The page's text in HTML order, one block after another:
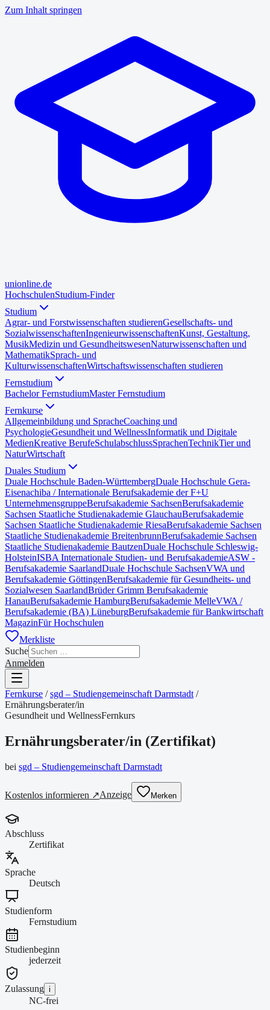
Zum Inhalt springen
unionline.de
HochschulenStudium-Finder
Studium
Agrar- und Forstwissenschaften studierenGesellschafts- und
SozialwissenschaftenIngenieurwissenschaftenKunst, Gestaltung,
MusikMedizin und GesundheitswesenNaturwissenschaften und
MathematikSprach- und
KulturwissenschaftenWirtschaftswissenschaften studieren
Fernstudium
Bachelor FernstudiumMaster Fernstudium
Fernkurse
Allgemeinbildung und SpracheCoaching und
PsychologieGesundheit und WellnessInformatik und Digitale
MedienKreative BerufeSchulabschlussSprachenTechnikTier und
NaturWirtschaft
Duales Studium
Duale Hochschule Baden-WürttembergDuale Hochschule Gera-
Eisenachiba / Internationale Berufsakademie der F+U
UnternehmensgruppeBerufsakademie SachsenBerufsakademie
Sachsen Staatliche Studienakademie GlauchauBerufsakademie
Sachsen Staatliche Studienakademie RiesaBerufsakademie Sachsen
Staatliche Studienakademie BreitenbrunnBerufsakademie Sachsen
Staatliche Studienakademie BautzenDuale Hochschule Schleswig-
HolsteinISBA Internationale Studien- und BerufsakademieASW -
Berufsakademie SaarlandDuale Hochschule SachsenVWA und
Berufsakademie GöttingenBerufsakademie für Gesundheits- und
Sozialwesen SaarlandBrüder Grimm Berufsakademie
HanauBerufsakademie HamburgBerufsakademie MelleVWA /
Berufsakademie (BA) LüneburgBerufsakademie für Bankwirtschaft
MagazinFür Hochschulen
Merkliste
Suche
Anmelden
Fernkurse / sgd – Studiengemeinschaft Darmstadt /
Ernährungsberater/in
Gesundheit und WellnessFernkurs
Ernährungsberater/in (Zertifikat)
bei sgd – Studiengemeinschaft Darmstadt
Kostenlos informieren ↗Anzeige Merken
Abschluss
Zertifikat
Sprache
Deutsch
Studienform
Fernstudium
Studienbeginn
jederzeit
Zulassung i
NC-frei